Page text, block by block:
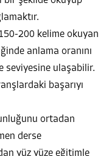
200 kelime okuyan
anlama oranını
seviyesine ulaşabilir.
başarıyı
ortadan
derse
yüz yüze eğitimle